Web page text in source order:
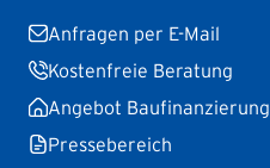
Anfragen per E-Mail
Kostenfreie Beratung
Angebot Baufinanzierung
Pressebereich